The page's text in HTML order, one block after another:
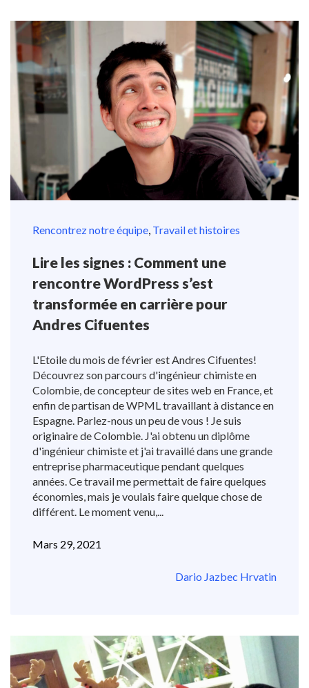
Rencontrez notre équipe, Travail et histoires
Lire les signes : Comment une
rencontre WordPress s’est
transformée en carrière pour
Andres Cifuentes
L'Etoile du mois de février est Andres Cifuentes!
Découvrez son parcours d'ingénieur chimiste en
Colombie, de concepteur de sites web en France, et
enfin de partisan de WPML travaillant à distance en
Espagne. Parlez-nous un peu de vous ! Je suis
originaire de Colombie. J'ai obtenu un diplôme
d'ingénieur chimiste et j'ai travaillé dans une grande
entreprise pharmaceutique pendant quelques
années. Ce travail me permettait de faire quelques
économies, mais je voulais faire quelque chose de
différent. Le moment venu,...
Mars 29, 2021
Dario Jazbec Hrvatin